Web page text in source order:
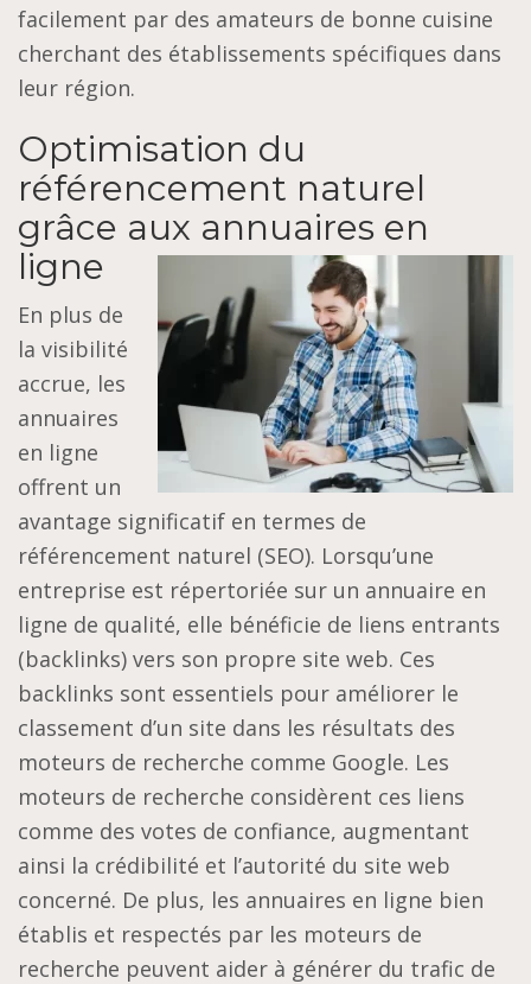
facilement par des amateurs de bonne cuisine
cherchant des établissements spécifiques dans
leur région.
Optimisation du
référencement naturel
grâce aux annuaires en
ligne
En plus de
la visibilité
accrue, les
annuaires
en ligne
offrent un
avantage significatif en termes de
référencement naturel (SEO). Lorsqu’une
entreprise est répertoriée sur un annuaire en
ligne de qualité, elle bénéficie de liens entrants
(backlinks) vers son propre site web. Ces
backlinks sont essentiels pour améliorer le
classement d’un site dans les résultats des
moteurs de recherche comme Google. Les
moteurs de recherche considèrent ces liens
comme des votes de confiance, augmentant
ainsi la crédibilité et l’autorité du site web
concerné. De plus, les annuaires en ligne bien
établis et respectés par les moteurs de
recherche peuvent aider à générer du trafic de